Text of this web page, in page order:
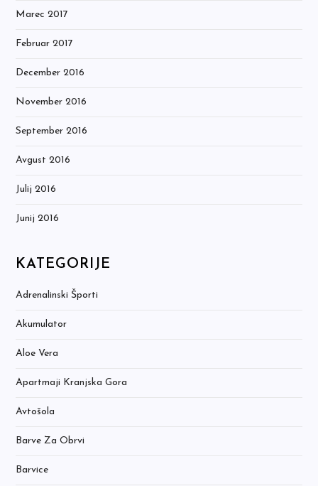
Marec 2017
Februar 2017
December 2016
November 2016
September 2016
Avgust 2016
Julij 2016
Junij 2016
KATEGORIJE
Adrenalinski Športi
Akumulator
Aloe Vera
Apartmaji Kranjska Gora
Avtošola
Barve Za Obrvi
Barvice